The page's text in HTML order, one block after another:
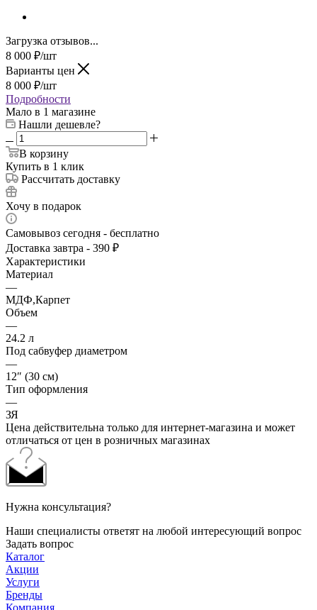
Загрузка отзывов...
8 000 ₽/шт
Варианты цен
8 000 ₽/шт
Подробности
Мало в 1 магазине
Нашли дешевле?
В корзину
Купить в 1 клик
Рассчитать доставку
Хочу в подарок
Самовывоз сегодня - бесплатно
Доставка завтра - 390 ₽
Характеристики
Материал
—
МДФ,Карпет
Объем
—
24.2 л
Под сабвуфер диаметром
—
12″ (30 см)
Тип оформления
—
ЗЯ
Цена действительна только для интернет-магазина и может
отличаться от цен в розничных магазинах
Нужна консультация?
Наши специалисты ответят на любой интересующий вопрос
Задать вопрос
Каталог
Акции
Услуги
Бренды